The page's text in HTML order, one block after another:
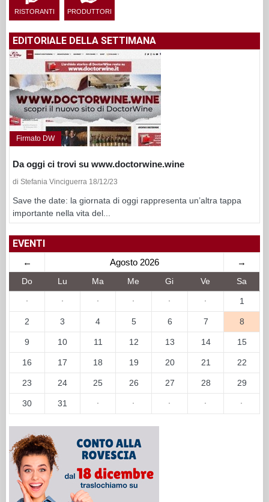
RISTORANTI PRODUTTORI
EDITORIALE DELLA SETTIMANA
Firmato DW
Da oggi ci trovi su www.doctorwine.wine
di Stefania Vinciguerra 18/12/23
Save the date: la giornata di oggi rappresenta un’altra tappa
importante nella vita del...
EVENTI
← Agosto 2026 →
Do Lu Ma Me Gi Ve Sa
· · · · · · 1
2 3 4 5 6 7 8
9 10 11 12 13 14 15
16 17 18 19 20 21 22
23 24 25 26 27 28 29
30 31 · · · · ·